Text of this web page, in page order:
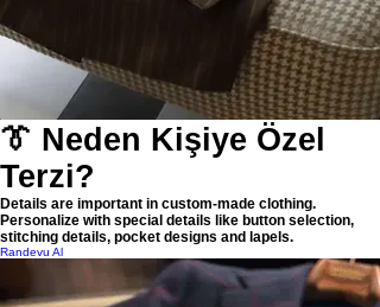
👔 Neden Kişiye Özel
Terzi?
Details are important in custom-made clothing.
Personalize with special details like button selection,
stitching details, pocket designs and lapels.
Randevu Al